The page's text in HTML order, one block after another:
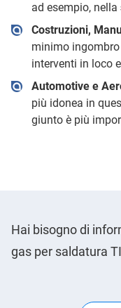
ad esempio, nella
Costruzioni,
minimo ingombro
interventi in loco
Automotive e
più idonea in
giunto è più
Hai bisogno di
gas per saldatura